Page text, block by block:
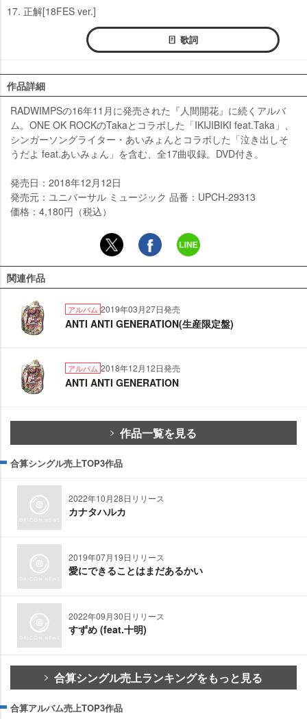
17. 正解[18FES ver.]
歌詞
作品詳細
RADWIMPSの16年11月に発売された『人間開花』に続くアルバ
ム。ONE OK ROCKのTakaとコラボした「IKIJIBIKI feat.Taka」、
シンガーソングライター・あいみょんとコラボした「泣き出しそ
うだよ feat.あいみょん」を含む、全17曲収録。DVD付き。
発売日：2018年12月12日
発売元：ユニバーサル ミュージック 品番：UPCH-29313
価格：4,180円（税込）
関連作品
アルバム 2019年03月27日発売
ANTI ANTI GENERATION(生産限定盤)
アルバム 2018年12月12日発売
ANTI ANTI GENERATION
作品一覧を見る
合算シングル売上TOP3作品
2022年10月28日リリース
カナタハルカ
2019年07月19日リリース
愛にできることはまだあるかい
2022年09月30日リリース
すずめ (feat.十明)
合算シングル売上ランキングをもっと見る
合算アルバム売上TOP3作品